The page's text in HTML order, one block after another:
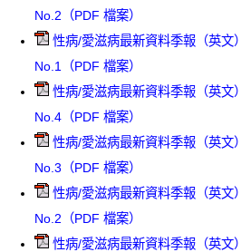
No.2（PDF 檔案）
性病/愛滋病最新資料季報（英文
No.1（PDF 檔案）
性病/愛滋病最新資料季報（英文
No.4（PDF 檔案）
性病/愛滋病最新資料季報（英文
No.3（PDF 檔案）
性病/愛滋病最新資料季報（英文
No.2（PDF 檔案）
性病/愛滋病最新資料季報（英文